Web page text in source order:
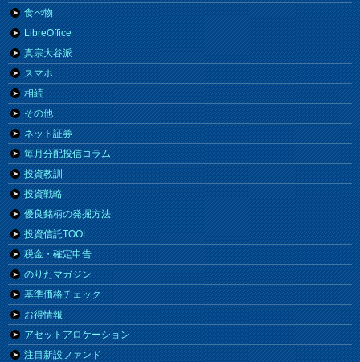
食べ物
LibreOffice
真宗大谷派
スマホ
相続
その他
ネット証券
毎月分配投信コラム
投資教訓
投資戦略
優良銘柄の発掘方法
投資信託TOOL
税金・確定申告
のりたマガジン
基準価格チェック
お得情報
アセットアロケーション
注目新設ファンド